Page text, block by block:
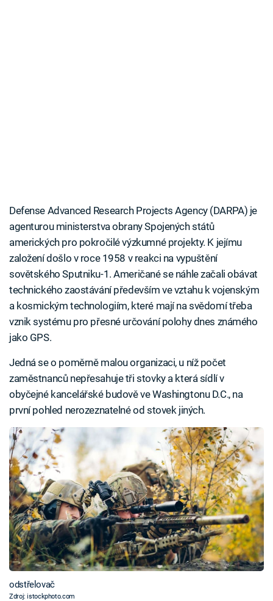
Defense Advanced Research Projects Agency (DARPA) je
agenturou ministerstva obrany Spojených států
amerických pro pokročilé výzkumné projekty. K jejímu
založení došlo v roce 1958 v reakci na vypuštění
sovětského Sputniku-1. Američané se náhle začali obávat
technického zaostávání především ve vztahu k vojenským
a kosmickým technologiím, které mají na svědomí třeba
vznik systému pro přesné určování polohy dnes známého
jako GPS.
Jedná se o poměrně malou organizaci, u níž počet
zaměstnanců nepřesahuje tři stovky a která sídlí v
obyčejné kancelářské budově ve Washingtonu D.C., na
první pohled nerozeznatelné od stovek jiných.
odstřelovač
Zdroj: istockphoto.com